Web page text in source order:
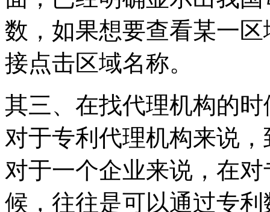
数，如果想要查看某一
接点击区域名称。
其三、在找代理机构的
对于专利代理机构来说
对于一个企业来说，在
候，往往是可以通过专